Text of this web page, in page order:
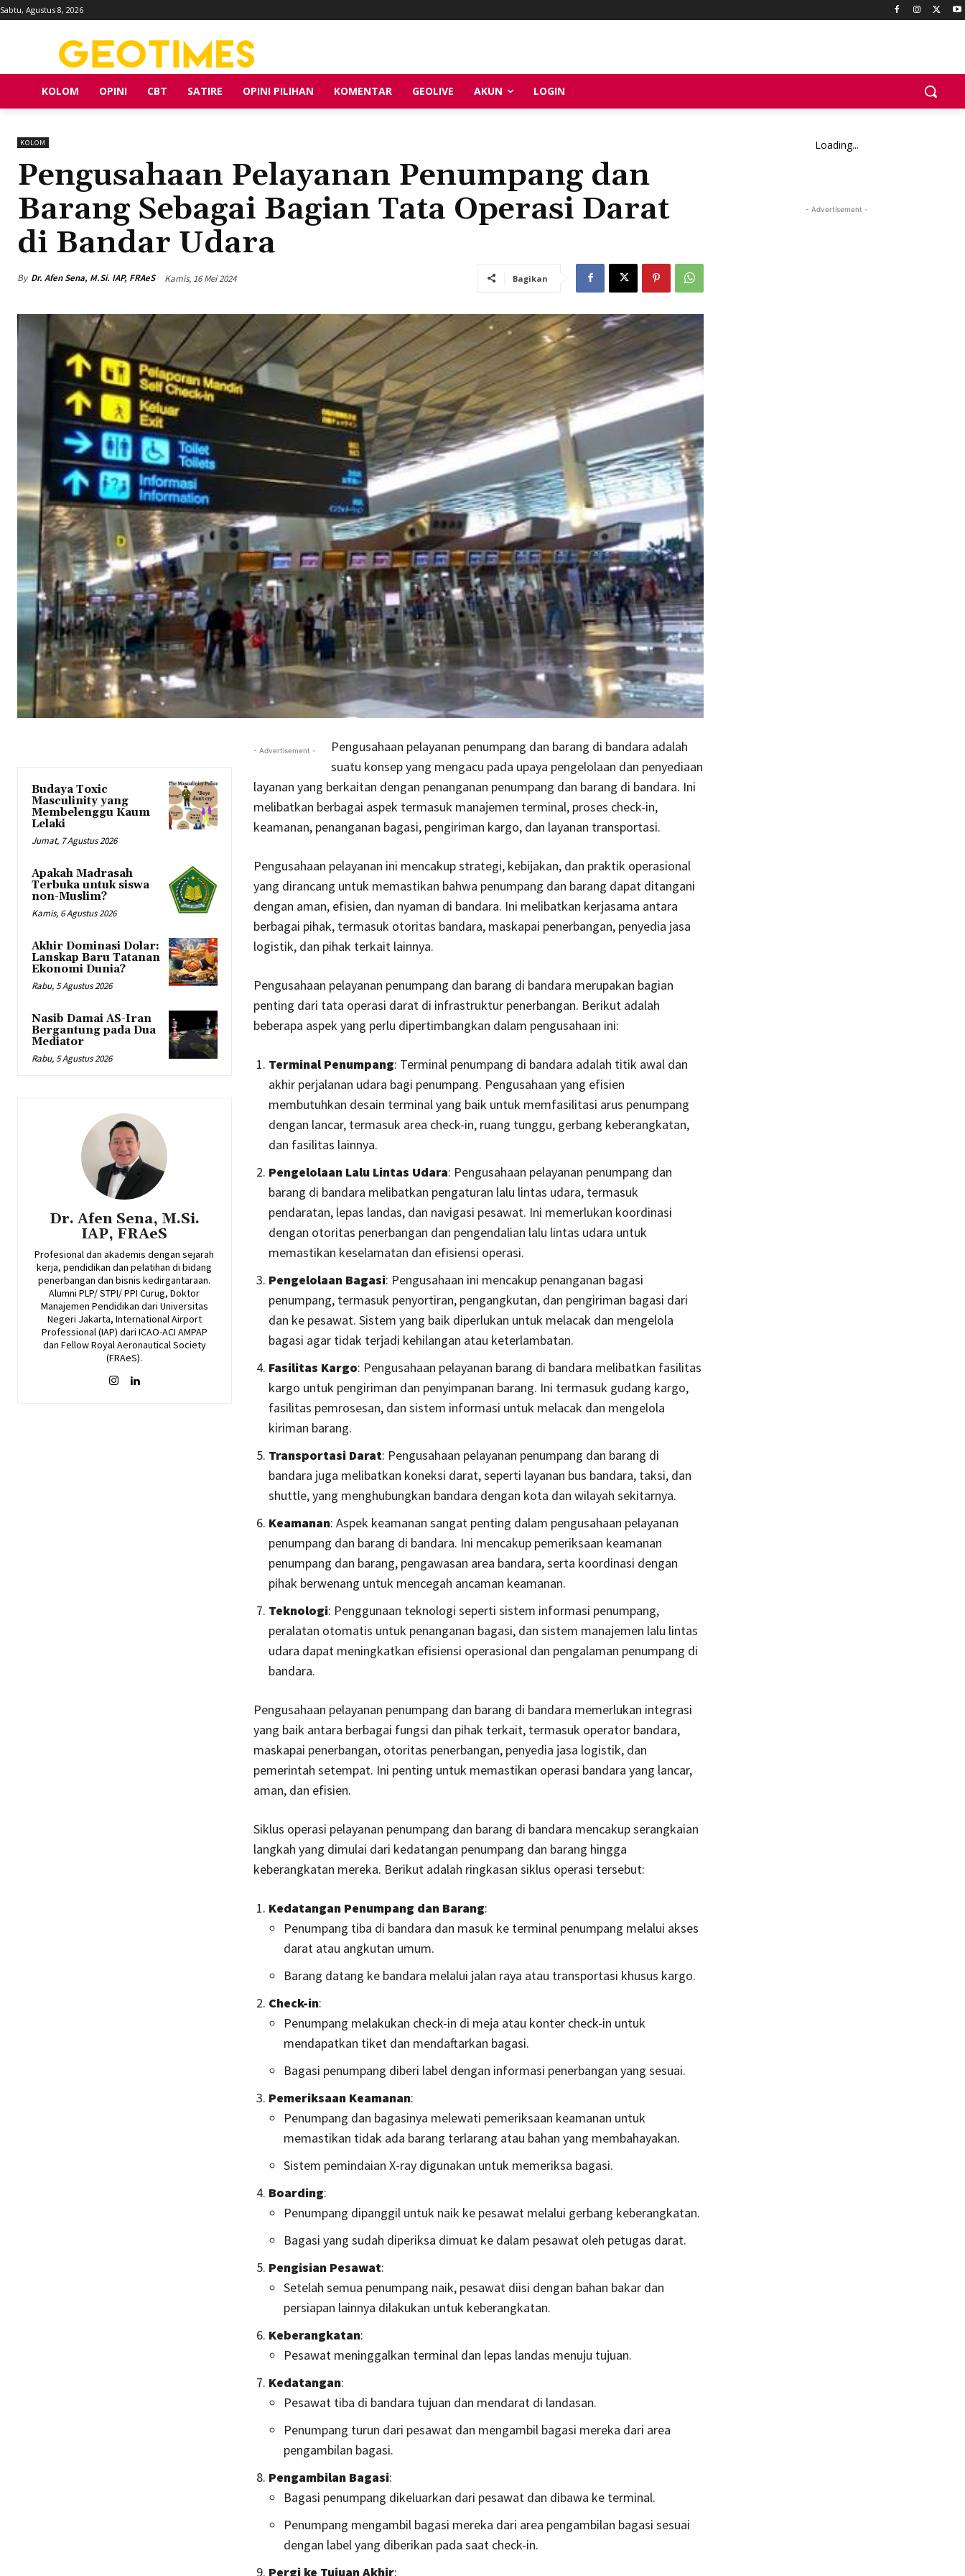
Sabtu, Agustus 8, 2026
KOLOM OPINI CBT SATIRE OPINI PILIHAN KOMENTAR GEOLIVE AKUN LOGIN
KOLOM
Pengusahaan Pelayanan Penumpang dan
Barang Sebagai Bagian Tata Operasi Darat
di Bandar Udara
By Dr. Afen Sena, M.Si. IAP, FRAeS Kamis, 16 Mei 2024 Bagikan
Budaya Toxic
Masculinity yang
Membelenggu Kaum
Lelaki
Jumat, 7 Agustus 2026
Apakah Madrasah
Terbuka untuk siswa
non-Muslim?
Kamis, 6 Agustus 2026
Akhir Dominasi Dolar:
Lanskap Baru Tatanan
Ekonomi Dunia?
Rabu, 5 Agustus 2026
Nasib Damai AS-Iran
Bergantung pada Dua
Mediator
Rabu, 5 Agustus 2026
Dr. Afen Sena, M.Si.
IAP, FRAeS
Profesional dan akademis dengan sejarah
kerja, pendidikan dan pelatihan di bidang
penerbangan dan bisnis kedirgantaraan.
Alumni PLP/ STPI/ PPI Curug, Doktor
Manajemen Pendidikan dari Universitas
Negeri Jakarta, International Airport
Professional (IAP) dari ICAO-ACI AMPAP
dan Fellow Royal Aeronautical Society
(FRAeS).
- Advertisement -
Pengusahaan pelayanan penumpang dan barang di bandara adalah
suatu konsep yang mengacu pada upaya pengelolaan dan penyediaan
layanan yang berkaitan dengan penanganan penumpang dan barang di bandara. Ini
melibatkan berbagai aspek termasuk manajemen terminal, proses check-in,
keamanan, penanganan bagasi, pengiriman kargo, dan layanan transportasi.
Pengusahaan pelayanan ini mencakup strategi, kebijakan, dan praktik operasional
yang dirancang untuk memastikan bahwa penumpang dan barang dapat ditangani
dengan aman, efisien, dan nyaman di bandara. Ini melibatkan kerjasama antara
berbagai pihak, termasuk otoritas bandara, maskapai penerbangan, penyedia jasa
logistik, dan pihak terkait lainnya.
Pengusahaan pelayanan penumpang dan barang di bandara merupakan bagian
penting dari tata operasi darat di infrastruktur penerbangan. Berikut adalah
beberapa aspek yang perlu dipertimbangkan dalam pengusahaan ini:
Terminal Penumpang: Terminal penumpang di bandara adalah titik awal dan
akhir perjalanan udara bagi penumpang. Pengusahaan yang efisien
membutuhkan desain terminal yang baik untuk memfasilitasi arus penumpang
dengan lancar, termasuk area check-in, ruang tunggu, gerbang keberangkatan,
dan fasilitas lainnya.
Pengelolaan Lalu Lintas Udara: Pengusahaan pelayanan penumpang dan
barang di bandara melibatkan pengaturan lalu lintas udara, termasuk
pendaratan, lepas landas, dan navigasi pesawat. Ini memerlukan koordinasi
dengan otoritas penerbangan dan pengendalian lalu lintas udara untuk
memastikan keselamatan dan efisiensi operasi.
Pengelolaan Bagasi: Pengusahaan ini mencakup penanganan bagasi
penumpang, termasuk penyortiran, pengangkutan, dan pengiriman bagasi dari
dan ke pesawat. Sistem yang baik diperlukan untuk melacak dan mengelola
bagasi agar tidak terjadi kehilangan atau keterlambatan.
Fasilitas Kargo: Pengusahaan pelayanan barang di bandara melibatkan fasilitas
kargo untuk pengiriman dan penyimpanan barang. Ini termasuk gudang kargo,
fasilitas pemrosesan, dan sistem informasi untuk melacak dan mengelola
kiriman barang.
Transportasi Darat: Pengusahaan pelayanan penumpang dan barang di
bandara juga melibatkan koneksi darat, seperti layanan bus bandara, taksi, dan
shuttle, yang menghubungkan bandara dengan kota dan wilayah sekitarnya.
Keamanan: Aspek keamanan sangat penting dalam pengusahaan pelayanan
penumpang dan barang di bandara. Ini mencakup pemeriksaan keamanan
penumpang dan barang, pengawasan area bandara, serta koordinasi dengan
pihak berwenang untuk mencegah ancaman keamanan.
Teknologi: Penggunaan teknologi seperti sistem informasi penumpang,
peralatan otomatis untuk penanganan bagasi, dan sistem manajemen lalu lintas
udara dapat meningkatkan efisiensi operasional dan pengalaman penumpang di
bandara.
Pengusahaan pelayanan penumpang dan barang di bandara memerlukan integrasi
yang baik antara berbagai fungsi dan pihak terkait, termasuk operator bandara,
maskapai penerbangan, otoritas penerbangan, penyedia jasa logistik, dan
pemerintah setempat. Ini penting untuk memastikan operasi bandara yang lancar,
aman, dan efisien.
Siklus operasi pelayanan penumpang dan barang di bandara mencakup serangkaian
langkah yang dimulai dari kedatangan penumpang dan barang hingga
keberangkatan mereka. Berikut adalah ringkasan siklus operasi tersebut:
Kedatangan Penumpang dan Barang:
Penumpang tiba di bandara dan masuk ke terminal penumpang melalui akses
darat atau angkutan umum.
Barang datang ke bandara melalui jalan raya atau transportasi khusus kargo.
Check-in:
Penumpang melakukan check-in di meja atau konter check-in untuk
mendapatkan tiket dan mendaftarkan bagasi.
Bagasi penumpang diberi label dengan informasi penerbangan yang sesuai.
Pemeriksaan Keamanan:
Penumpang dan bagasinya melewati pemeriksaan keamanan untuk
memastikan tidak ada barang terlarang atau bahan yang membahayakan.
Sistem pemindaian X-ray digunakan untuk memeriksa bagasi.
Boarding:
Penumpang dipanggil untuk naik ke pesawat melalui gerbang keberangkatan.
Bagasi yang sudah diperiksa dimuat ke dalam pesawat oleh petugas darat.
Pengisian Pesawat:
Setelah semua penumpang naik, pesawat diisi dengan bahan bakar dan
persiapan lainnya dilakukan untuk keberangkatan.
Keberangkatan:
Pesawat meninggalkan terminal dan lepas landas menuju tujuan.
Kedatangan:
Pesawat tiba di bandara tujuan dan mendarat di landasan.
Penumpang turun dari pesawat dan mengambil bagasi mereka dari area
pengambilan bagasi.
Pengambilan Bagasi:
Bagasi penumpang dikeluarkan dari pesawat dan dibawa ke terminal.
Penumpang mengambil bagasi mereka dari area pengambilan bagasi sesuai
dengan label yang diberikan pada saat check-in.
Pergi ke Tujuan Akhir:
Loading...
- Advertisement -